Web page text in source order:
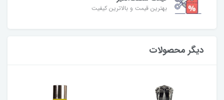
بهترین قیمت و بالاترین کیفیت
دیگر محصولات